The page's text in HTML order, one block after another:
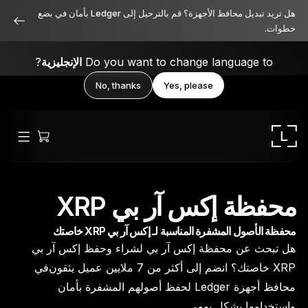
هل تريد تبديل محافظ الأجهزة؟ قم بالترحيل إلى Ledger بأمان في بضع
خطوات.
Do you want to change language to الإنجليزية?
Yes, please
No, thanks
Ledger Stax
متميز من جميع الزوايا
محفظة إكس آر بي XRP
محفظة الأصول المشفرة المناسبة لـ إكس آر بي XRP خاصتك
هل تبحث عن محفظة إكس آر بي لشراء وحفظ إكس آر بي
XRP خاصتك؟ انضم إلى أكثر من 7 ملايين عميل يثقون في
محافظ أجهزة Ledger لحفظ أصولهم المشفرة بأمان